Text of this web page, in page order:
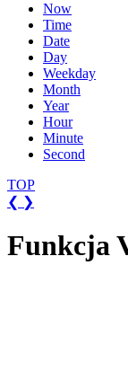
Now
Time
Date
Day
Weekday
Month
Year
Hour
Minute
Second
TOP
❮ ❯
Funkcja